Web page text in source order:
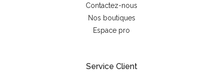
Contactez-nous
Nos boutiques
Espace pro
Service Client